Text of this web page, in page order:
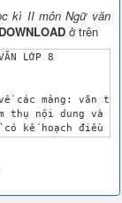
kì II môn Ngữ văn
DOWNLOAD ở trên
LỚP 8